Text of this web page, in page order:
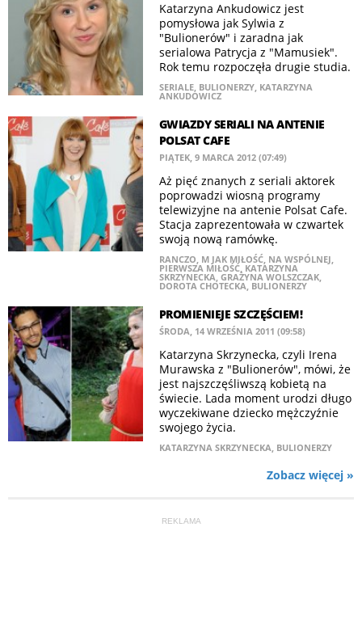
Katarzyna Ankudowicz jest
pomysłowa jak Sylwia z
"Bulionerów" i zaradna jak
serialowa Patrycja z "Mamusiek".
Rok temu rozpoczęła drugie studia.
SERIALE, BULIONERZY, KATARZYNA
ANKUDOWICZ
GWIAZDY SERIALI NA ANTENIE
POLSAT CAFE
PIĄTEK, 9 MARCA 2012 (07:49)
Aż pięć znanych z seriali aktorek
poprowadzi wiosną programy
telewizyjne na antenie Polsat Cafe.
Stacja zaprezentowała w czwartek
swoją nową ramówkę.
RANCZO, M JAK MIŁOŚĆ, NA WSPÓLNEJ,
PIERWSZA MIŁOŚĆ, KATARZYNA
SKRZYNECKA, GRAŻYNA WOLSZCZAK,
DOROTA CHOTECKA, BULIONERZY
PROMIENIEJE SZCZĘŚCIEM!
ŚRODA, 14 WRZEŚNIA 2011 (09:58)
Katarzyna Skrzynecka, czyli Irena
Murawska z "Bulionerów", mówi, że
jest najszczęśliwszą kobietą na
świecie. Lada moment urodzi długo
wyczekiwane dziecko mężczyźnie
swojego życia.
KATARZYNA SKRZYNECKA, BULIONERZY
Zobacz więcej »
REKLAMA